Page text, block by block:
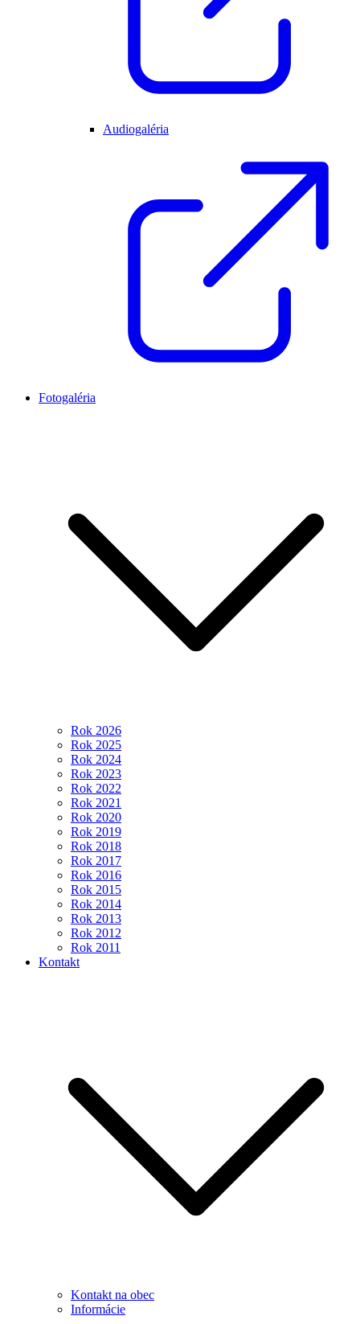
Audiogaléria
Fotogaléria
Rok 2026
Rok 2025
Rok 2024
Rok 2023
Rok 2022
Rok 2021
Rok 2020
Rok 2019
Rok 2018
Rok 2017
Rok 2016
Rok 2015
Rok 2014
Rok 2013
Rok 2012
Rok 2011
Kontakt
Kontakt na obec
Informácie